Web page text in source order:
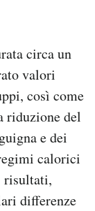
circa un
valori
così come
riduzione del
e dei
calorici
risultati,
differenze